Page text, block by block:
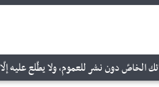
الخاصّ دون نشر للعموم، ولا يطّلع عليه